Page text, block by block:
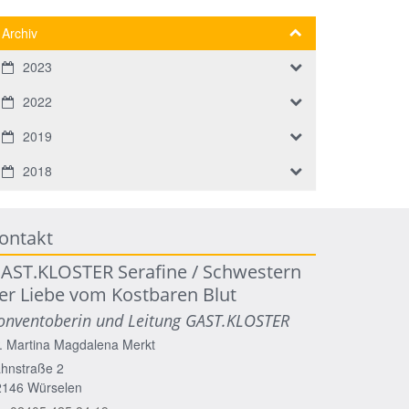
Archiv
2023
2022
2019
2018
Serafine / Schwestern
Liebe vom Kostbaren Blut
und Leitung GAST.KLOSTER
Martina Magdalena Merkt
2
Würselen